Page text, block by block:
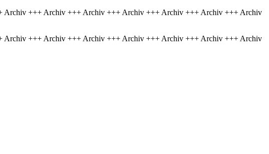
+++ Archiv +++ Archiv +++ Archiv +++ Archiv +++ Archiv +++ Archiv
+++ Archiv +++ Archiv +++ Archiv +++ Archiv +++ Archiv +++ Archiv